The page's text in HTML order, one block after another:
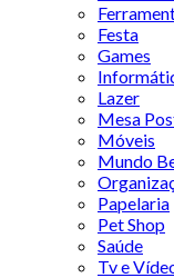
Festa
Games
Lazer
Mesa
Móveis
Mundo
Papelaria
Pet Shop
Saúde
Tv e